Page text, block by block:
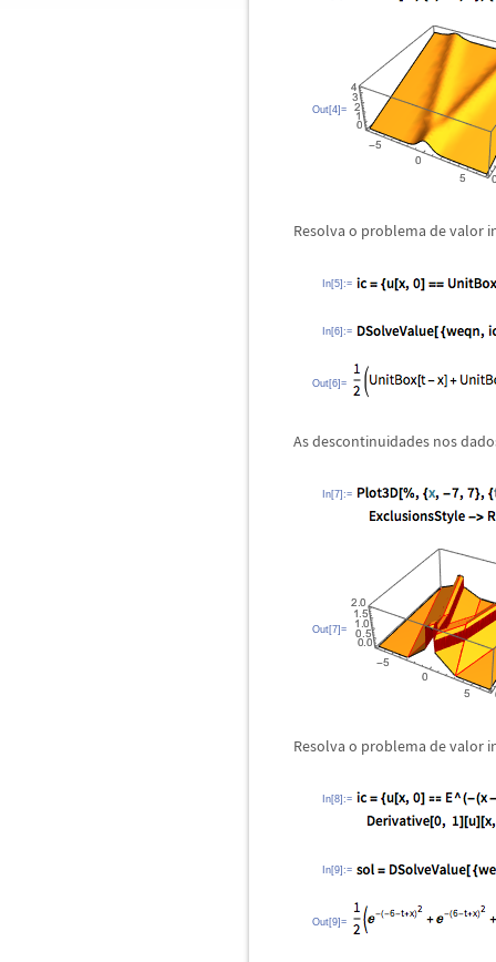
Out[4]=
Resolva o problema de valor
In[5]:=
In[6]:=
Out[6]=
As descontinuidades nos
In[7]:=
Out[7]=
Resolva o problema de valor
In[8]:=
In[9]:=
Out[9]=